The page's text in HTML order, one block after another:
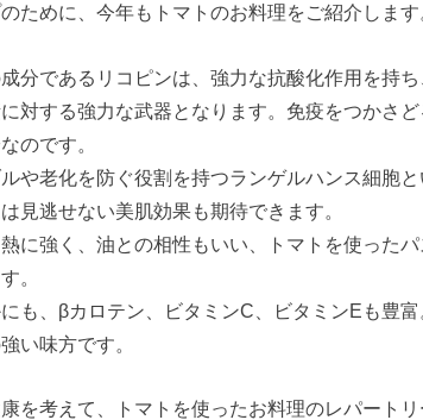
ために、今年もトマトのお料理をご紹介します
分であるリコピンは、強力な抗酸化作用を持
対する強力な武器となります。免疫をつかさ
のです。
や老化を防ぐ役割を持つランゲルハンス細胞
見逃せない美肌効果も期待できます。
に強く、油との相性もいい、トマトを使った
。
にも、βカロテン、ビタミンC、ビタミンEも豊
い味方です。
を考えて、トマトを使ったお料理のレパートリ